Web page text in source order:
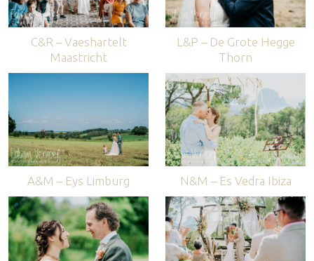
C&R – Vaeshartelt
Maastricht
L&P – De Grote Hegge
Thorn
A&M – Eys Limburg N&M – Es Vedra Ibiza